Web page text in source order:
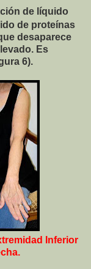
de líquido
de proteínas
desaparece
Es
6).
Inferior